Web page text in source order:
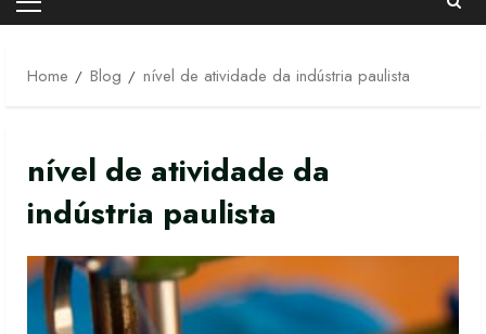
Primary
Home
Blog nível de atividade da indústria paulista
nível de atividade da
indústria paulista